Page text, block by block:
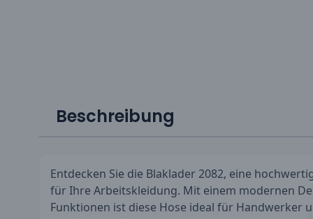
Beschreibung
Entdecken Sie die Blaklader 2082, eine
für Ihre Arbeitskleidung. Mit einem modernen
Funktionen ist diese Hose ideal für Handwerker